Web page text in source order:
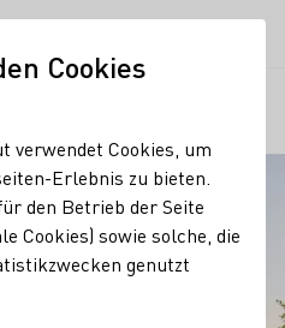
Cookies
verwendet Cookies, um
Erlebnis zu bieten.
den Betrieb der Seite
Cookies) sowie solche, die
genutzt